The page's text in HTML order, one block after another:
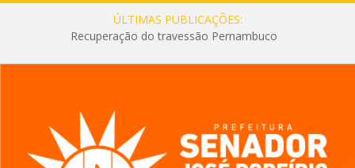
ÚLTIMAS PUBLICAÇÕES:
Recuperação do travessão Pernambuco